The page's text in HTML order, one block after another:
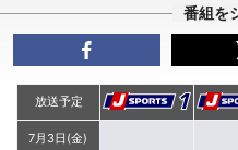
番組を
放送予定
7月3日(金)